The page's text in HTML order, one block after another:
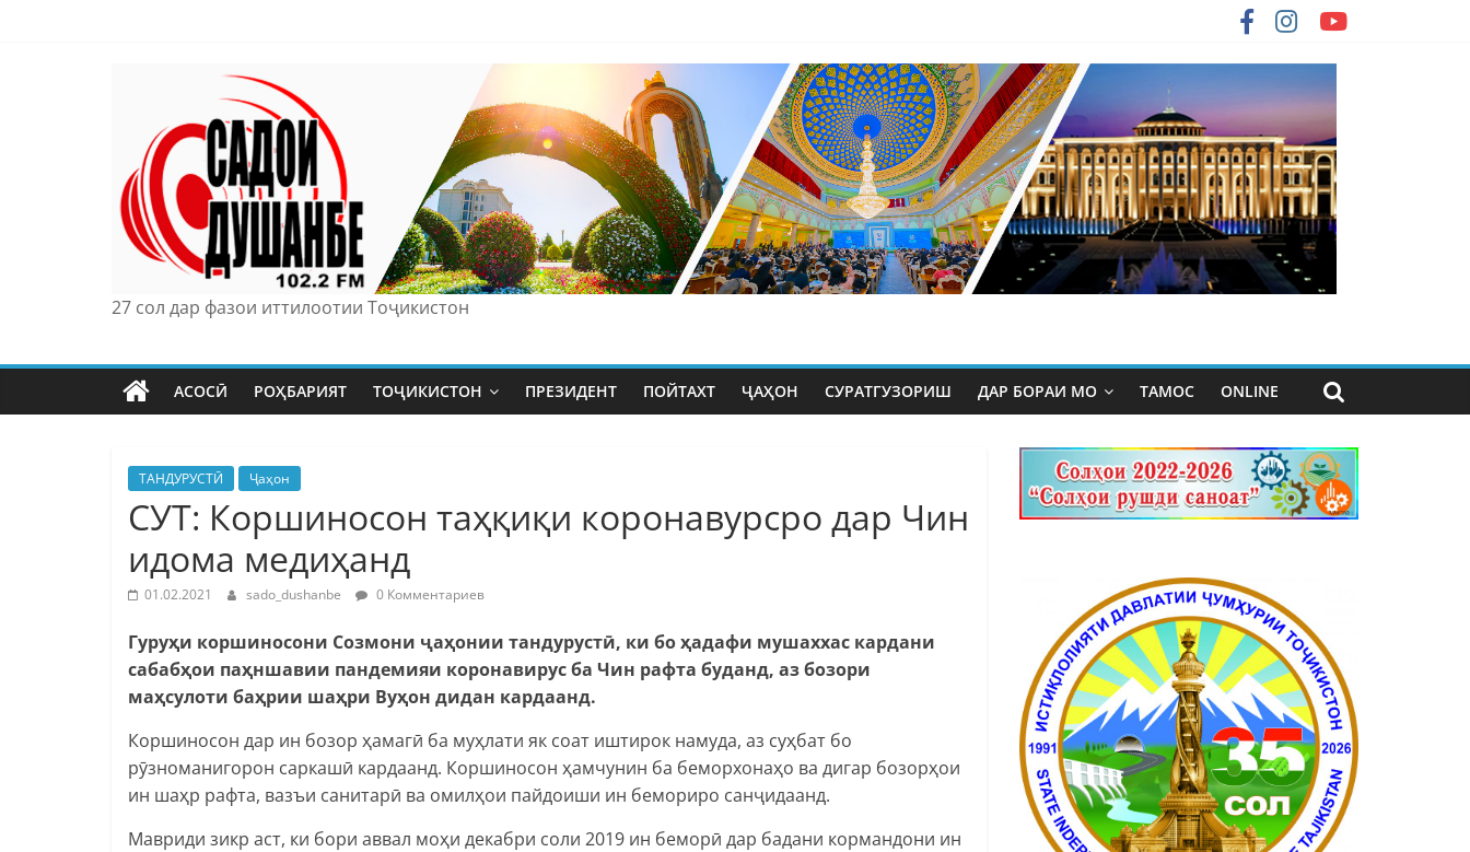
27 сол дар фазои иттилоотии Тоҷикистон
АСОСӢ РОҲБАРИЯТ ТОҶИКИСТОН ПРЕЗИДЕНТ ПОЙТАХТ ҶАҲОН СУРАТГУЗОРИШ ДАР БОРАИ МО ТАМОС ONLINE
ТАНДУРУСТӢ Ҷаҳон
СУТ: Коршиносон таҳқиқи коронавурсро дар Чин
идома медиҳанд
01.02.2021 sado_dushanbe 0 Комментариев
Гуруҳи коршиносони Созмони ҷаҳонии тандурустӣ, ки боҳадафи мушаххас кардани
сабабҳои паҳншавии пандемияи коронавирус ба Чин рафта буданд, аз бозори
маҳсулоти баҳрии шаҳри Вуҳон дидан кардаанд.
Коршиносон дар ин бозор ҳамагӣ ба муҳлати як соат иштирок намуда, аз суҳбат бо
рӯзноманигорон саркашӣ кардаанд. Коршиносон ҳамчунин ба беморхонаҳо ва дигар бозорҳои
ин шаҳр рафта, вазъи санитарӣ ва омилҳои пайдоиши ин бемориро санҷидаанд.
Мавриди зикр аст, ки бори аввал моҳи декабри соли 2019 ин беморӣ дар бадани кормандони ин